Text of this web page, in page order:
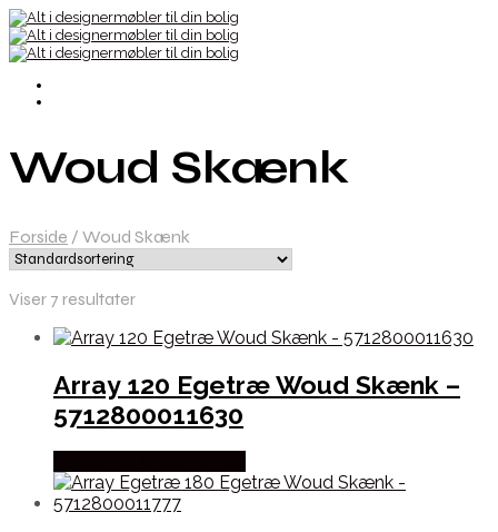
Woud Skænk
Forside / Woud Skænk
Viser 7 resultater
Array 120 Egetræ Woud Skænk –
5712800011630